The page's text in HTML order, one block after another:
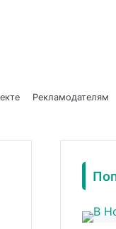
Рекламодателям